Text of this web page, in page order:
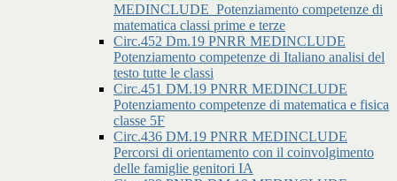
MEDINCLUDE_Potenziamento competenze di
matematica classi prime e terze
Circ.452 Dm.19 PNRR MEDINCLUDE
Potenziamento competenze di Italiano analisi del
testo tutte le classi
Circ.451 DM.19 PNRR MEDINCLUDE
Potenziamento competenze di matematica e fisica
classe 5F
Circ.436 DM.19 PNRR MEDINCLUDE
Percorsi di orientamento con il coinvolgimento
delle famiglie genitori IA